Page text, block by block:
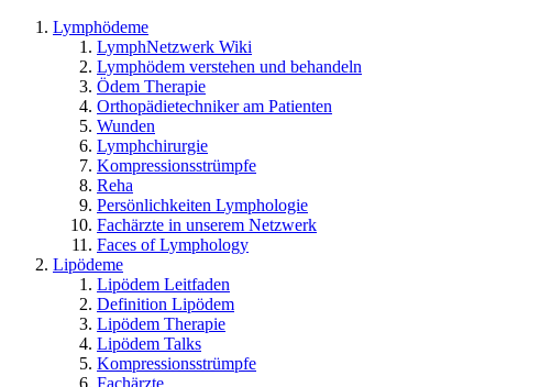
Lymphödeme
LymphNetzwerk Wiki
Lymphödem verstehen und behandeln
Ödem Therapie
Orthopädietechniker am Patienten
Wunden
Lymphchirurgie
Kompressionsstrümpfe
Reha
Persönlichkeiten Lymphologie
Fachärzte in unserem Netzwerk
Faces of Lymphology
Lipödeme
Lipödem Leitfaden
Definition Lipödem
Lipödem Therapie
Lipödem Talks
Kompressionsstrümpfe
Fachärzte